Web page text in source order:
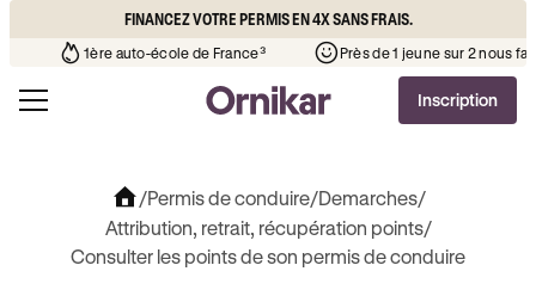
FINANCEZ VOTRE PERMIS EN 4X SANS FRAIS.
école de votre quartier¹ 1ère auto-école de France³ Près
Inscription
/Permis de conduire/Demarches/
Attribution, retrait, récupération points/
Consulter les points de son permis de conduire